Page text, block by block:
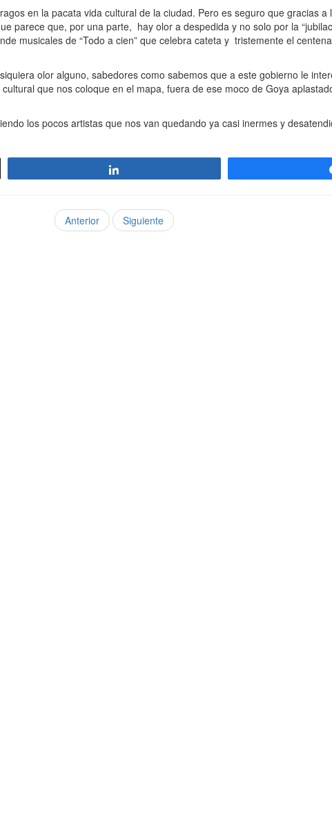
en la pacata vida cultural de la ciudad. Pero es seguro que gracias a
parece que, por una parte, hay olor a despedida y no solo por la
musicales de “Todo a cien” que celebra cateta y tristemente el
olor alguno, sabedores como sabemos que a este gobierno le
que nos coloque en el mapa, fuera de ese moco de Goya
los pocos artistas que nos van quedando ya casi inermes y
Anterior Siguiente